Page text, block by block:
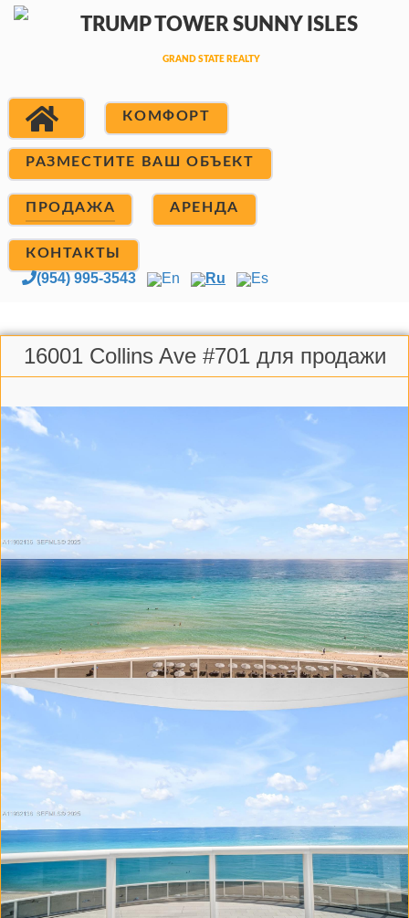
КОМФОРТ
РАЗМЕСТИТЕ ВАШ ОБЪЕКТ
ПРОДАЖА АРЕНДА
КОНТАКТЫ
(954) 995-3543 En Ru Es
16001 Collins Ave #701 для продажи